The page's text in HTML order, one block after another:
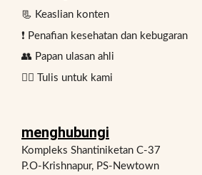
📃 Keaslian konten
❗ Penafian kesehatan dan kebugaran
👥 Papan ulasan ahli
✍🏻 Tulis untuk kami
menghubungi
Kompleks Shantiniketan C-37
P.O-Krishnapur, PS-Newtown